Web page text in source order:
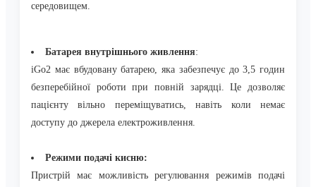
середовищем.
Батарея внутрішнього живлення:
iGo2 має вбудовану батарею, яка забезпечує до 3,5 годин
безперебійної роботи при повній зарядці. Це дозволяє
пацієнту вільно переміщуватись, навіть коли немає
доступу до джерела електроживлення.
Режими подачі кисню:
Пристрій має можливість регулювання режимів подачі